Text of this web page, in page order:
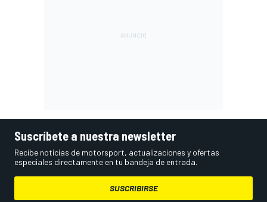
Suscríbete a nuestra newsletter
Recibe noticias de motorsport, actualizaciones y ofertas
especiales directamente en tu bandeja de entrada.
SUSCRIBIRSE